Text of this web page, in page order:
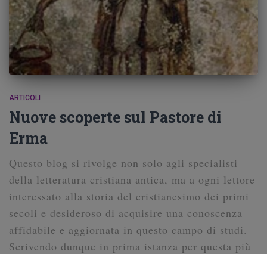
ARTICOLI
Nuove scoperte sul Pastore di
Erma
Questo blog si rivolge non solo agli specialisti
della letteratura cristiana antica, ma a ogni lettore
interessato alla storia del cristianesimo dei primi
secoli e desideroso di acquisire una conoscenza
affidabile e aggiornata in questo campo di studi.
Scrivendo dunque in prima istanza per questa più